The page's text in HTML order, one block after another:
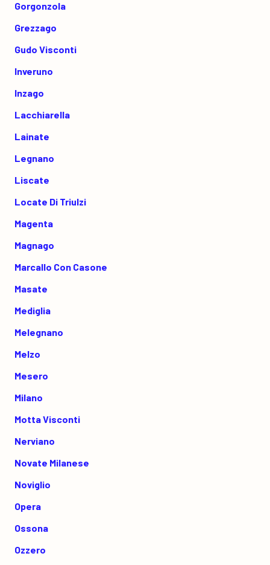
Gorgonzola
Grezzago
Gudo Visconti
Inveruno
Inzago
Lacchiarella
Lainate
Legnano
Liscate
Locate Di Triulzi
Magenta
Magnago
Marcallo Con Casone
Masate
Mediglia
Melegnano
Melzo
Mesero
Milano
Motta Visconti
Nerviano
Novate Milanese
Noviglio
Opera
Ossona
Ozzero